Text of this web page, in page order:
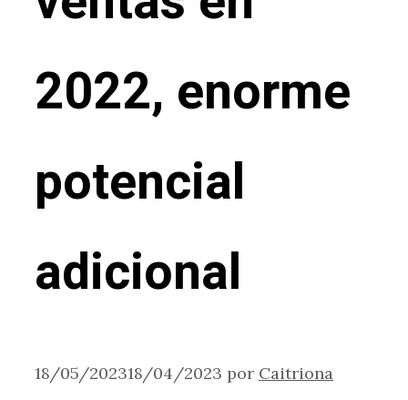
2022, enorme
potencial
adicional
18/05/202318/04/2023 por Caitriona